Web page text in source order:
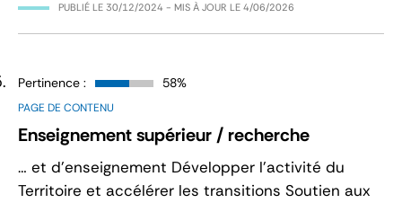
PUBLIÉ LE 30/12/2024 - MIS À JOUR LE 4/06/2026
PAGE DE CONTENU
Enseignement supérieur / recherche
Pertinence : 58%
… et d'enseignement Développer l'activité du
Territoire et accélérer les transitions Soutien aux